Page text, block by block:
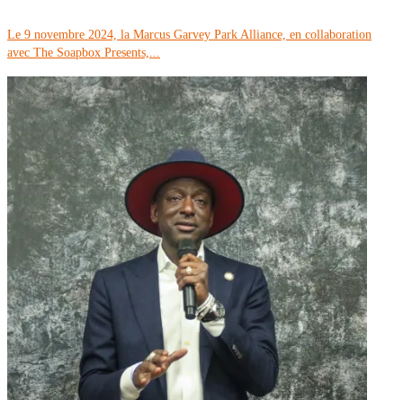
Le 9 novembre 2024, la Marcus Garvey Park Alliance, en collaboration
avec The Soapbox Presents,...